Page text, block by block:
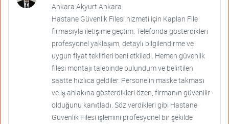
Ankara Akyurt Ankara
Hastane Güvenlik Filesi hizmeti için Kaplan File
firmasıyla iletişime geçtim. Telefonda gösterdikleri
profesyonel yaklaşım, detaylı bilgilendirme ve
uygun fiyat teklifleri beni etkiledi. Hemen güvenlik
filesi montajı talebinde bulundum ve belirtilen
saatte hızlıca geldiler. Personelin maske takması
ve iş ahlakına gösterdikleri özen, firmanın güvenilir
olduğunu kanıtladı. Söz verdikleri gibi Hastane
Güvenlik Filesi işlemini profesyonel bir şekilde